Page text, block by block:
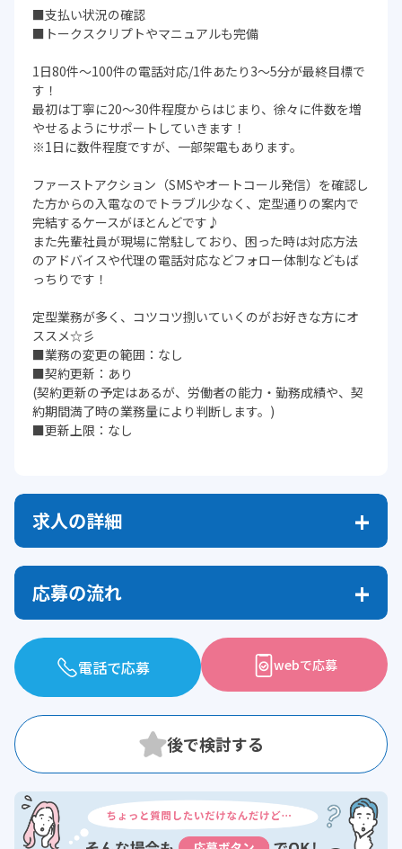
■支払い状況の確認
■トークスクリプトやマニュアルも完備
1日80件～100件の電話対応/1件あたり3～5分が最終目標で
す！
最初は丁寧に20～30件程度からはじまり、徐々に件数を増
やせるようにサポートしていきます！
※1日に数件程度ですが、一部架電もあります。
ファーストアクション（SMSやオートコール発信）を確認し
た方からの入電なのでトラブル少なく、定型通りの案内で
完結するケースがほとんどです♪
また先輩社員が現場に常駐しており、困った時は対応方法
のアドバイスや代理の電話対応などフォロー体制などもば
っちりです！
定型業務が多く、コツコツ捌いていくのがお好きな方にオ
ススメ☆彡
■業務の変更の範囲：なし
■契約更新：あり
(契約更新の予定はあるが、労働者の能力・勤務成績や、契
約期間満了時の業務量により判断します。)
■更新上限：なし
求人の詳細
応募の流れ
電話で応募 webで応募